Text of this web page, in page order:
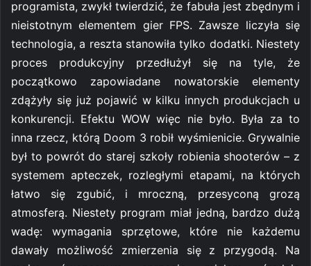
programista, zwykł twierdzić, że fabuła jest zbędnym i
nieistotnym elementem gier FPS. Zawsze liczyła się
technologia, a reszta stanowiła tylko dodatki. Niestety
proces produkcyjny przedłużył się na tyle, że
początkowo zapowiadane nowatorskie elementy
zdążyły się już pojawić w kilku innych produkcjach u
konkurencji. Efektu WOW więc nie było. Była za to
inna rzecz, którą Doom 3 robił wyśmienicie. Grywalnie
był to powrót do starej szkoły robienia shooterów – z
systemem apteczek, rozległymi etapami, na których
łatwo się zgubić, i mroczną, przesyconą grozą
atmosferą. Niestety program miał jedną, bardzo dużą
wadę: wymagania sprzętowe, które nie każdemu
dawały możliwość zmierzenia się z przygodą. Na